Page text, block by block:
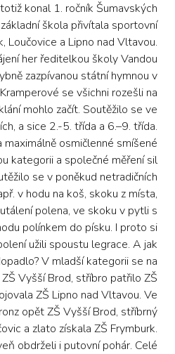
konal 1. ročník Šumavských
škola přivítala sportovní
Loučovice a Lipno nad Vltavou.
her ředitelkou školy Vandou
zazpívanou státní hymnou v
se všichni rozešli na
mohlo začít. Soutěžilo se ve
a sice 2.-5. třída a 6.–9. třída.
osmičlenné smíšené
kategorii a společné měření sil
se v poněkud netradičních
v hodu na koš, skoku z místa,
polena, ve skoku v pytli s
polínkem do písku. I proto si
užili spoustu legrace. A jak
V mladší kategorii se na
Vyšší Brod, stříbro patřilo ZŠ
ZŠ Lipno nad Vltavou. Ve
opět ZŠ Vyšší Brod, stříbrný
a zlato získala ZŠ Frymburk.
obdrželi i putovní pohár. Celé